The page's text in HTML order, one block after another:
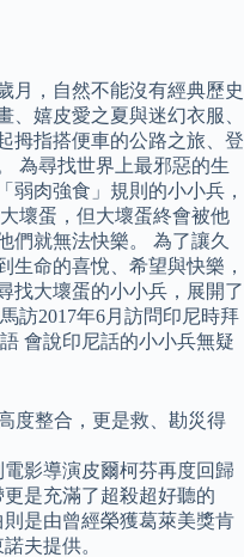
月，自然不能沒有經典歷史
、嬉皮愛之夏與迷幻衣服、
拇指搭便車的公路之旅、登
為尋找世界上最邪惡的生
弱肉強食」規則的小小兵，
壞蛋，但大壞蛋終會被他
們就無法快樂。 為了讓久
生命的喜悅、希望與快樂，
找大壞蛋的小小兵，展開了
訪2017年6月訪問印尼時拜
會說印尼話的小小兵無疑
度整合，更是救、勘災得
影導演皮爾柯芬再度回歸
是充滿了超殺超好聽的
是由曾經榮獲葛萊美獎肯
夫提供。